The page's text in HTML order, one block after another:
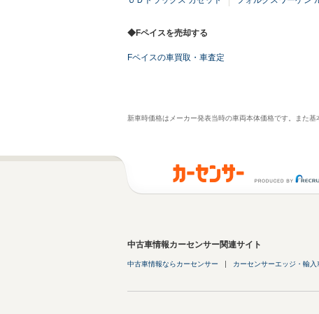
◆Fペイスを売却する
Fペイスの車買取・車査定
新車時価格はメーカー発表当時の車両本体価格です。また
中古車情報カーセンサー関連サイト
中古車情報ならカーセンサー カーセンサーエッジ・輸入